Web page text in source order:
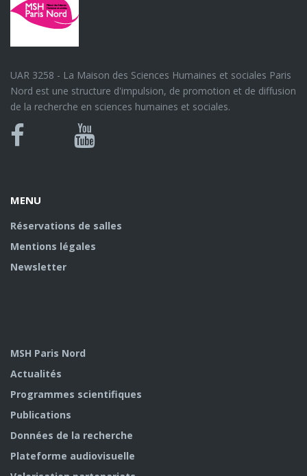
UAR 3258 - La Maison des Sciences Humaines et sociales Paris
Nord est une structure d'impulsion, de promotion et de diffusion
de la recherche en sciences humaines et sociales.
Bluesky
Canal
MENU
Réservations de salles
Mentions légales
Newsletter
MSH Paris Nord
Actualités
Programmes scientifiques
Publications
Données de la recherche
Plateforme audiovisuelle